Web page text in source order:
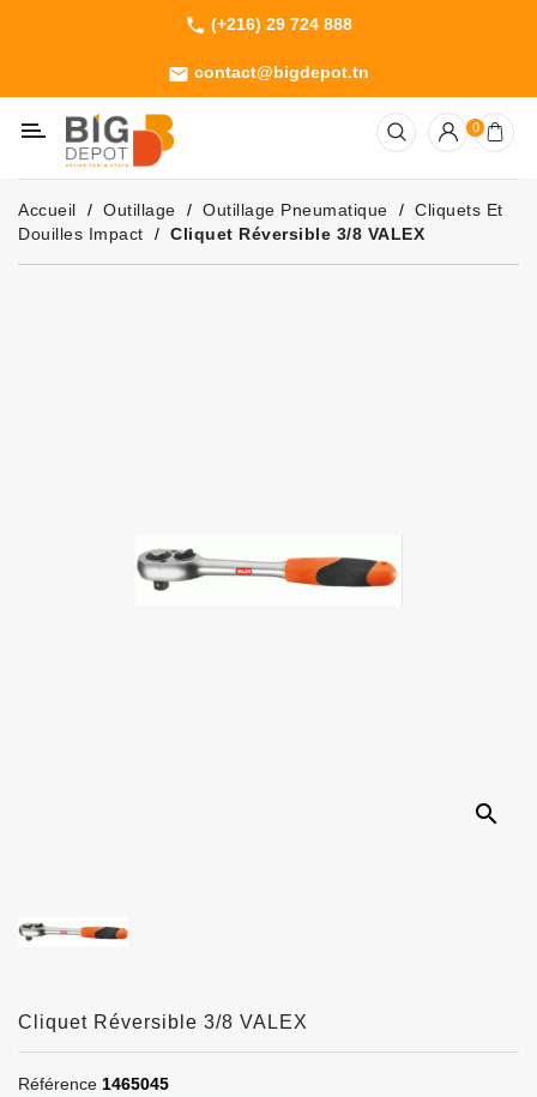
phone (+216) 29 724 888
email contact@bigdepot.tn
Machines
Outillage
Jardinage
Consommables
0
Accueil Outillage Outillage Pneumatique
Cliquets Et
Douilles Impact
Cliquet Réversible 3/8 VALEX
search
Cliquet Réversible 3/8 VALEX
Référence 1465045